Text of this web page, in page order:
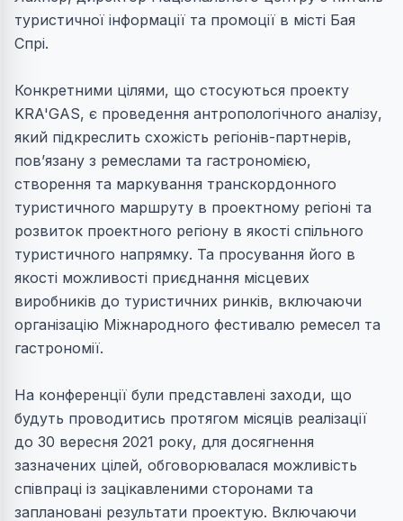
туристичної інформації та промоції в місті Бая
Спрі.
Конкретними цілями, що стосуються проекту
KRA'GAS, є проведення антропологічного аналізу,
який підкреслить схожість регіонів-партнерів,
пов’язану з ремеслами та гастрономією,
створення та маркування транскордонного
туристичного маршруту в проектному регіоні та
розвиток проектного регіону в якості спільного
туристичного напрямку. Та просування його в
якості можливості приєднання місцевих
виробників до туристичних ринків, включаючи
організацію Міжнародного фестивалю ремесел та
гастрономії.
На конференції були представлені заходи, що
будуть проводитись протягом місяців реалізації
до 30 вересня 2021 року, для досягнення
зазначених цілей, обговорювалася можливість
співпраці із зацікавленими сторонами та
заплановані результати проектую. Включаючи